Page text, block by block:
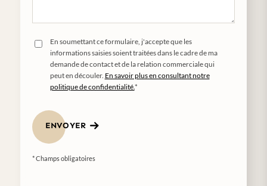
En soumettant ce formulaire, j'accepte que les
informations saisies soient traitées dans le cadre de ma
demande de contact et de la relation commerciale qui
peut en découler. En savoir plus en consultant notre
politique de confidentialité.*
ENVOYER
* Champs obligatoires